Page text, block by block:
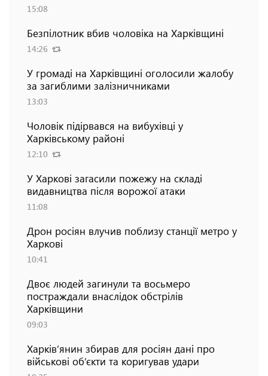
15:08
Безпілотник вбив чоловіка на Харківщині
14:26
У громаді на Харківщині оголосили жалобу
за загиблими залізничниками
13:03
Чоловік підірвався на вибухівці у
Харківському районі
12:10
У Харкові загасили пожежу на складі
видавництва після ворожої атаки
11:08
Дрон росіян влучив поблизу станції метро у
Харкові
10:41
Двоє людей загинули та восьмеро
постраждали внаслідок обстрілів
Харківщини
09:03
Харків’янин збирав для росіян дані про
військові об’єкти та коригував удари